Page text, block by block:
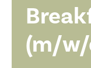
(m/